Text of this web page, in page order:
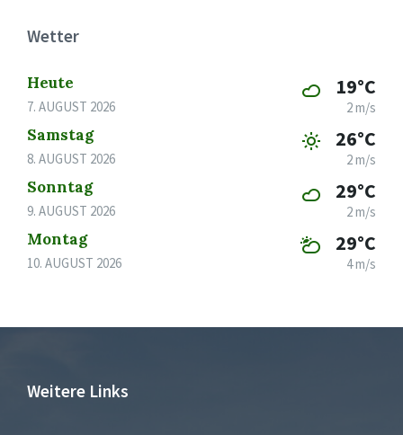
Wetter
Heute
7. AUGUST 2026
19°C
2 m/s
Samstag
8. AUGUST 2026
26°C
2 m/s
Sonntag
9. AUGUST 2026
29°C
2 m/s
Montag
10. AUGUST 2026
29°C
4 m/s
Weitere Links